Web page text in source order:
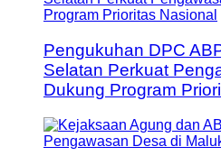
Pengukuhan DPC
Selatan Perkuat
Dukung Program